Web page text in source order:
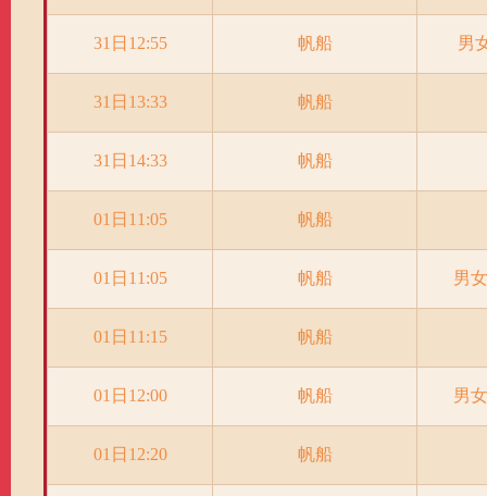
31日12:55 帆船 男
31日13:33 帆船
31日14:33 帆船
01日11:05 帆船
01日11:05 帆船 男
01日11:15 帆船
01日12:00 帆船 男
01日12:20 帆船